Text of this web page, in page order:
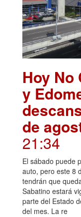
Hoy No
y
de
21:34
El sábado puede
auto, pero este 8
tendrán que
Sabatino estará
parte del Estado
del mes. La re